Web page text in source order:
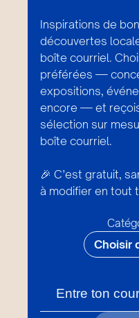
Inspirations de
découvertes
boîte courriel.
préférées —
expositions,
encore — et
sélection sur
boîte courriel.
🎉 C’est gratuit,
à modifier en tout
Choisir